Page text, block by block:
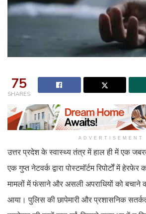
75
SHARES
ADVERTISEMENT
उत्तर प्रदेश के स्वास्थ्य तंत्र में हाल ही में एक
एक गुप्त नेटवर्क द्वारा पोस्टमॉर्टम रिपोर्टों में हेरफेर
मामलों में फंसाने और असली अपराधियों को बचाने
आया। पुलिस की छापेमारी और प्रशासनिक